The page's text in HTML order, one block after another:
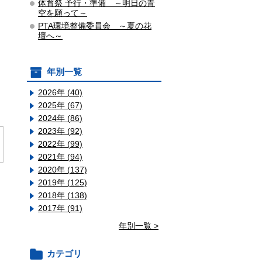
体育祭 予行・準備 ～明日の青
空を願って～
PTA環境整備委員会 ～夏の花
壇へ～
年別一覧
2026年 (40)
2025年 (67)
2024年 (86)
2023年 (92)
2022年 (99)
2021年 (94)
2020年 (137)
2019年 (125)
2018年 (138)
2017年 (91)
年別一覧 >
カテゴリ